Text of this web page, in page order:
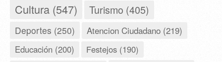
Cultura (547) Turismo (405)
Deportes (250) Atencion Ciudadano (219)
Educación (200) Festejos (190)